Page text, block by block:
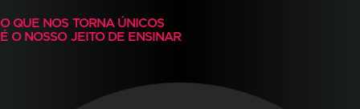
Mensalidade
Consulte condições
O QUE NOS TORNA ÚNICOS
É O NOSSO JEITO DE ENSINAR